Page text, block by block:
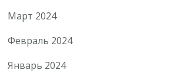
Март 2024
Февраль 2024
Январь 2024